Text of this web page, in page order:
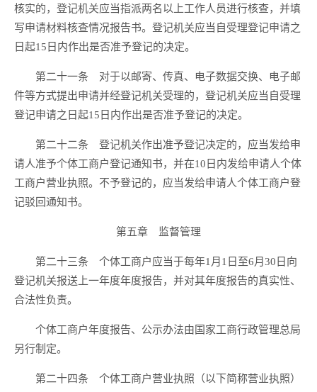
核实的，登记机关应当指派两名以上工作人员进行核查，并填
写申请材料核查情况报告书。登记机关应当自受理登记申请之
日起15日内作出是否准予登记的决定。
第二十一条 对于以邮寄、传真、电子数据交换、电子邮
件等方式提出申请并经登记机关受理的，登记机关应当自受理
登记申请之日起15日内作出是否准予登记的决定。
第二十二条 登记机关作出准予登记决定的，应当发给申
请人准予个体工商户登记通知书，并在10日内发给申请人个体
工商户营业执照。不予登记的，应当发给申请人个体工商户登
记驳回通知书。
第五章 监督管理
第二十三条 个体工商户应当于每年1月1日至6月30日向
登记机关报送上一年度年度报告，并对其年度报告的真实性、
合法性负责。
个体工商户年度报告、公示办法由国家工商行政管理总局
另行制定。
第二十四条 个体工商户营业执照（以下简称营业执照）